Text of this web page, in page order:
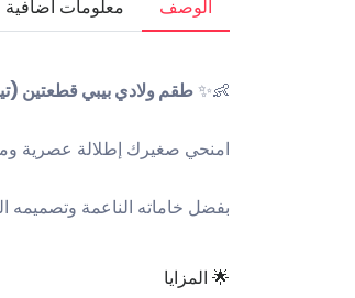
الوصف معلومات اضافية
👶✨طقم ولادي بيبي قطعتين
امنحي صغيرك إطلالة عصرية
بفضل خاماته الناعمة وتصميمه
🌟 المزايا